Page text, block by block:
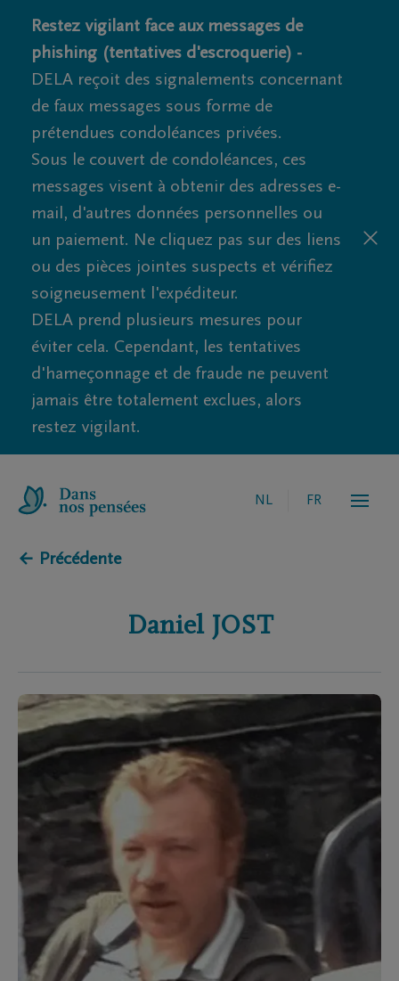
Restez vigilant face aux messages de
phishing (tentatives d'escroquerie) -
DELA reçoit des signalements concernant
de faux messages sous forme de
prétendues condoléances privées.
Sous le couvert de condoléances, ces
messages visent à obtenir des adresses e-
mail, d'autres données personnelles ou
un paiement. Ne cliquez pas sur des liens
ou des pièces jointes suspects et vérifiez
soigneusement l'expéditeur.
DELA prend plusieurs mesures pour
éviter cela. Cependant, les tentatives
d'hameçonnage et de fraude ne peuvent
jamais être totalement exclues, alors
restez vigilant.
NL FR
← Précédente
Daniel JOST